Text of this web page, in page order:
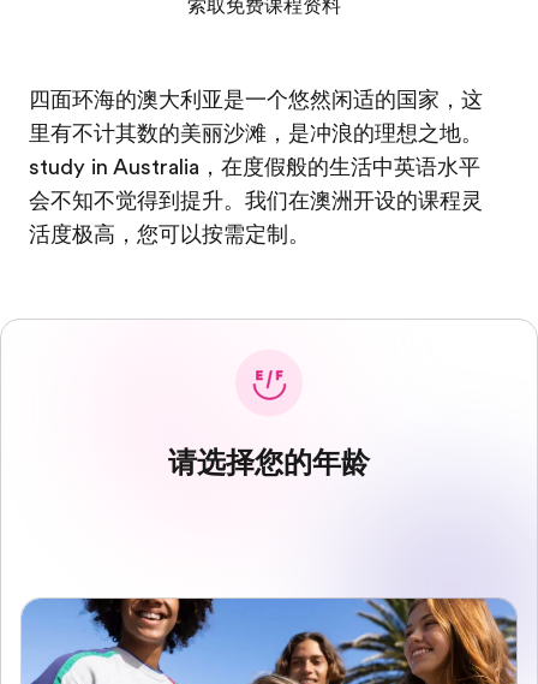
四面环海的澳大利亚是一个悠然闲适的国家，这
里有不计其数的美丽沙滩，是冲浪的理想之地。
study in Australia，在度假般的生活中英语水平
会不知不觉得到提升。我们在澳洲开设的课程灵
活度极高，您可以按需定制。
索取免费课程资料
请选择您的年龄